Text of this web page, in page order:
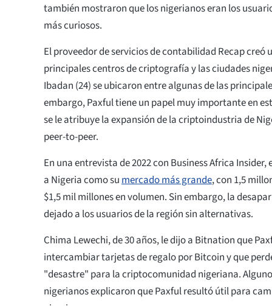
también mostraron que los nigerianos eran los
más curiosos.
El proveedor de servicios de contabilidad Recap creó
principales centros de criptografía y las ciudades
Ibadan (24) se ubicaron entre algunas de las
embargo, Paxful tiene un papel muy importante en
se le atribuye la expansión de la criptoindustria de
peer-to-peer.
En una entrevista de 2022 con Business Africa Insider,
a Nigeria como su mercado más grande, con 1,5
$1,5 mil millones en volumen. Sin embargo, la
dejado a los usuarios de la región sin alternativas.
Chima Lewechi, de 30 años, le dijo a Bitnation que
intercambiar tarjetas de regalo por Bitcoin y que
"desastre" para la criptocomunidad nigeriana.
nigerianos explicaron que Paxful resultó útil para